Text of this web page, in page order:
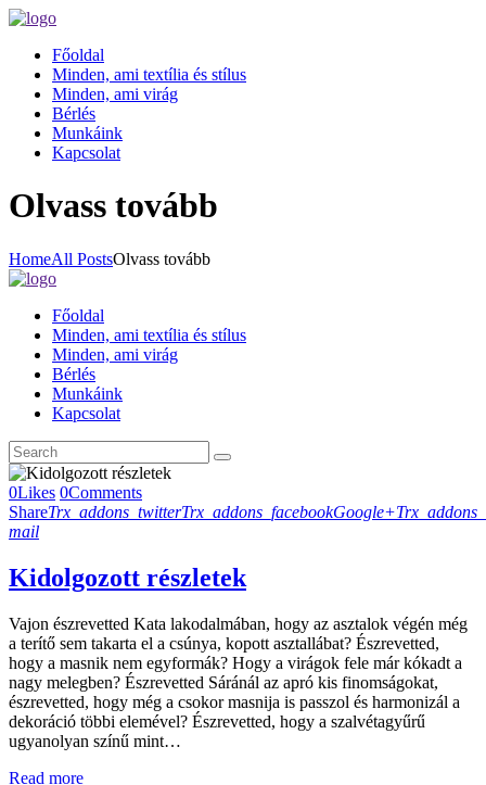
Főoldal
Minden, ami textília és stílus
Minden, ami virág
Bérlés
Munkáink
Kapcsolat
Olvass tovább
HomeAll PostsOlvass tovább
Főoldal
Minden, ami textília és stílus
Minden, ami virág
Bérlés
Munkáink
Kapcsolat
0Likes 0Comments
ShareTrx_addons_twitterTrx_addons_facebookGoogle+
mail
Kidolgozott részletek
Vajon észrevetted Kata lakodalmában, hogy az asztalok végén még
a terítő sem takarta el a csúnya, kopott asztallábat? Észrevetted,
hogy a masnik nem egyformák? Hogy a virágok fele már kókadt a
nagy melegben? Észrevetted Sáránál az apró kis finomságokat,
észrevetted, hogy még a csokor masnija is passzol és harmonizál a
dekoráció többi elemével? Észrevetted, hogy a szalvétagyűrű
ugyanolyan színű mint…
Read more